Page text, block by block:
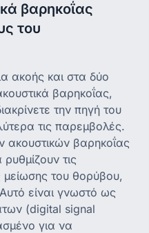
βαρηκοΐας
του
ακοής και στα δύο
βαρηκοΐας,
την πηγή του
τις παρεμβολές.
ακουστικών βαρηκοΐας
τις
μείωσης του θορύβου,
είναι γνωστό ως
(digital signal
για να